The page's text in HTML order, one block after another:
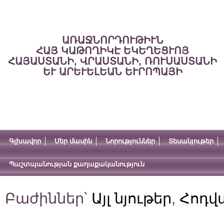
ԱՌԱՋՆՈՐԴՈՒԹԻՒՆ
ՀԱՅ ԿԱԹՈՂԻԿԷ ԵԿԵՂԵՑՒՈՅ
ՀԱՅԱՍՏԱՆԻ, ՎՐԱՍՏԱՆԻ, ՌՈՒՍԱՍՏԱՆԻ
ԵՒ ԱՐԵՒԵԼԵԱՆ ԵՒՐՈՊԱՅԻ
Գլխավոր Մեր մասին Նորություններ Տեսանյութեր
Պաշտպանության քաղաքականություն
Բաժիններ՝ Այլ նյութեր,